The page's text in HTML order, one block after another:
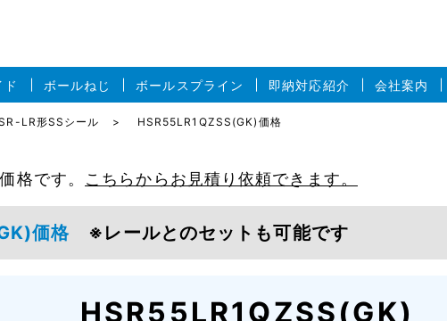
ボールねじ ボールスプライン 即納対応紹介 会社案内
LR形SSシール HSR55LR1QZSS(GK)価格
格です。 こちらからお見積り依頼できます。
価格 ※レールとのセットも可能です
HSR55LR1QZSS(GK)